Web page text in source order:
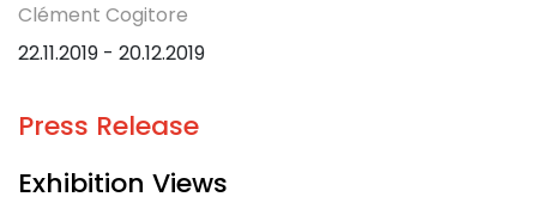
Clément Cogitore
22.11.2019 - 20.12.2019
Press Release
Exhibition Views